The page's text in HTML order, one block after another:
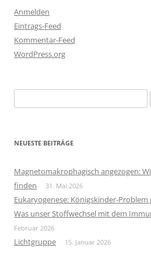
Anmelden
Eintrags-Feed
Kommentar-Feed
WordPress.org
nach:
NEUESTE BEITRÄGE
Magnetomakrophagisch angezogen:
finden
31. Mai 2026
Eukaryogenese: Königskinder-Problem
Was unser Stoffwechsel mit dem
Februar 2026
Lichtgruppe 15. Januar 2026